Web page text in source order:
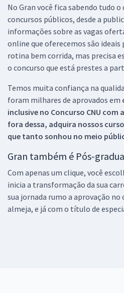
No Gran você fica sabendo tudo o
concursos públicos, desde a
informações sobre as vagas
online que oferecemos são ideais
rotina bem corrida, mas precisa
o concurso que está prestes a
Temos muita confiança na
foram milhares de aprovados em
inclusive no Concurso CNU com
fora dessa, adquira nossos
que tanto sonhou no meio
Gran também é Pós-
Com apenas um clique, você
inicia a transformação da sua
sua jornada rumo a aprovação no
almeja, e já com o título de